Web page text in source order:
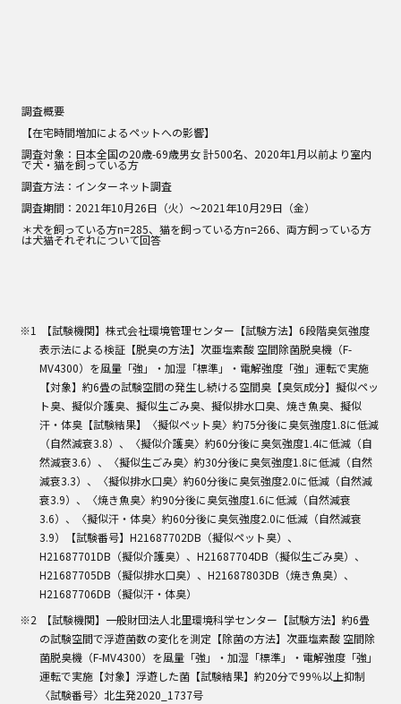
調査概要
【在宅時間増加によるペットへの影響】
調査対象：日本全国の20歳-69歳男女 計500名、2020年1月以前より室内
で犬・猫を飼っている方
調査方法：インターネット調査
調査期間：2021年10月26日（火）～2021年10月29日（金）
＊犬を飼っている方n=285、猫を飼っている方n=266、両方飼っている方
は犬猫それぞれについて回答
【試験機関】株式会社環境管理センター【試験方法】6段階臭気強度
表示法による検証【脱臭の方法】次亜塩素酸 空間除菌脱臭機（F-
MV4300）を風量「強」・加湿「標準」・電解強度「強」運転で実施
【対象】約6畳の試験空間の発生し続ける空間臭【臭気成分】擬似ペッ
ト臭、擬似介護臭、擬似生ごみ臭、擬似排水口臭、焼き魚臭、擬似
汗・体臭【試験結果】〈擬似ペット臭〉約75分後に臭気強度1.8に低減
（自然減衰3.8）、〈擬似介護臭〉約60分後に臭気強度1.4に低減（自
然減衰3.6）、〈擬似生ごみ臭〉約30分後に臭気強度1.8に低減（自然
減衰3.3）、〈擬似排水口臭〉約60分後に臭気強度2.0に低減（自然減
衰3.9）、〈焼き魚臭〉約90分後に臭気強度1.6に低減（自然減衰
3.6）、〈擬似汗・体臭〉約60分後に臭気強度2.0に低減（自然減衰
3.9）【試験番号】H21687702DB（擬似ペット臭）、
H21687701DB（擬似介護臭）、H21687704DB（擬似生ごみ臭）、
H21687705DB（擬似排水口臭）、H21687803DB（焼き魚臭）、
H21687706DB（擬似汗・体臭）
【試験機関】一般財団法人北里環境科学センター【試験方法】約6畳
の試験空間で浮遊菌数の変化を測定【除菌の方法】次亜塩素酸 空間除
菌脱臭機（F-MV4300）を風量「強」・加湿「標準」・電解強度「強」
運転で実施【対象】浮遊した菌【試験結果】約20分で99％以上抑制
〈試験番号〉北生発2020_1737号